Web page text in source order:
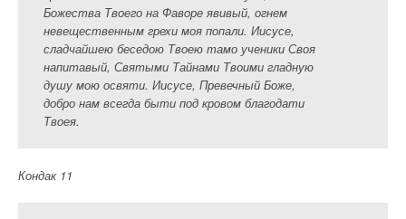
Божества Твоего на Фаворе явивый, огнем
невещественным грехи моя попали. Иисусе,
сладчайшею беседою Твоею тамо ученики Своя
напитавый, Святыми Тайнами Твоими гладную
душу мою освяти. Иисусе, Превечный Боже,
добро нам всегда быти под кровом благодати
Твоея.
Кондак 11